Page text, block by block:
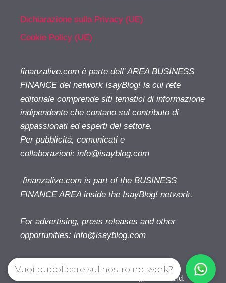
Dichiarazione sulla Privacy (UE)
Cookie Policy (UE)
finanzalive.com è parte dell' AREA BUSINESS
FINANCE del network IsayBlog! la cui rete
editoriale comprende siti tematici di informazione
indipendente che contano sul contributo di
appassionati ed esperti del settore.
Per pubblicità, comunicati e
collaborazioni: info@isayblog.com
finanzalive.com is part of the BUSINESS
FINANCE AREA inside the IsayBlog! network.
For advertising, press releases and other
opportunities: info@isayblog.com
Finanzalive.com © 2026. All right reserverd.
Vuoi pubblicare sul nostro network?